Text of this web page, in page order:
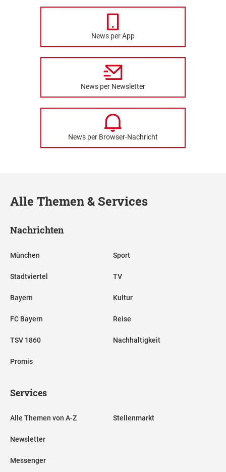
News per App
News per Newsletter
News per Browser-Nachricht
Alle Themen & Services
Nachrichten
München
Stadtviertel
Bayern
FC Bayern
TSV 1860
Promis
Sport
TV
Kultur
Reise
Nachhaltigkeit
Services
Alle Themen von A-Z
Newsletter
Messenger
Stellenmarkt